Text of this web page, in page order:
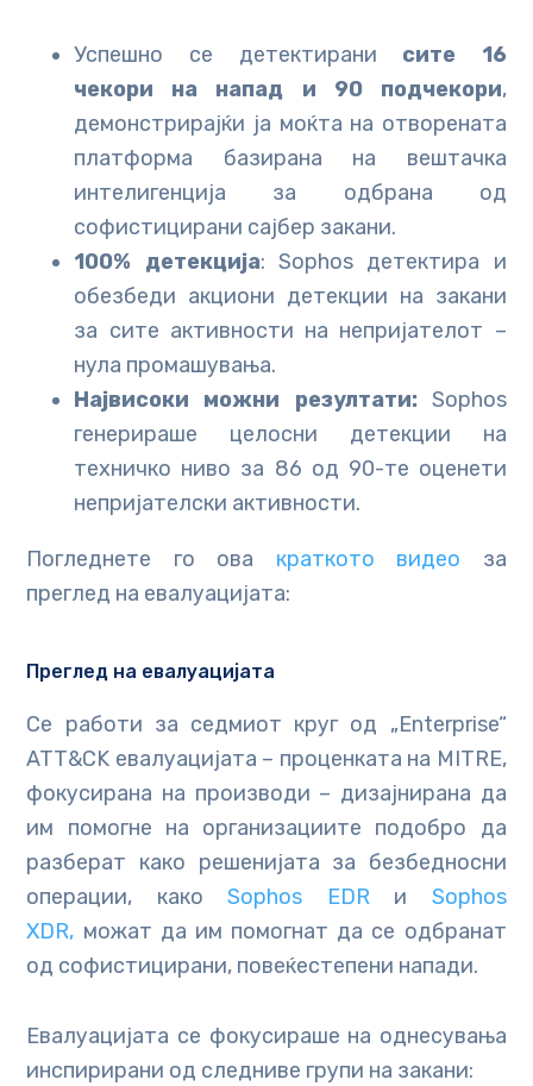
Успешно се детектирани сите 16
чекори на напад и 90 подчекори,
демонстрирајќи ја моќта на отворената
платформа базирана на вештачка
интелигенција за одбрана од
софистицирани сајбер закани.
100% детекција: Sophos детектира и
обезбеди акциони детекции на закани
за сите активности на непријателот –
нула промашувања.
Највисоки можни резултати:Sophos
генерираше целосни детекции на
техничко ниво за 86 од 90-те оценети
непријателски активности.
Погледнете го ова краткото видео за
преглед на евалуацијата:
Преглед на евалуацијата
Се работи за седмиот круг од „Enterprise“
ATT&CK евалуацијата – проценката на MITRE,
фокусирана на производи – дизајнирана да
им помогне на организациите подобро да
разберат како решенијата за безбедносни
операции, какоSophos EDRи Sophos
XDR, можат да им помогнат да се одбранат
од софистицирани, повеќестепени напади.
Евалуацијата се фокусираше на однесувања
инспирирани од следниве групи на закани: